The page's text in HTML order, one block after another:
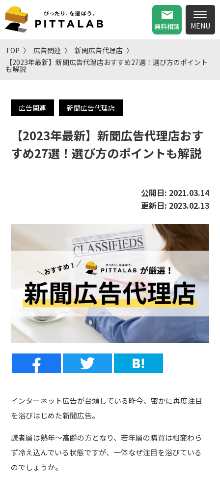
無料相談
TOP 広告関連
新聞広告代理店
【2023年最新】新聞広告代理店おすすめ27選！選び方のポイント
も解説
広告関連 新聞広告代理店
【2023年最新】新聞広告代理店おす
すめ27選！選び方のポイントも解説
公開日: 2021.03.14
更新日: 2023.02.13
インターネット広告が台頭している昨今、密かに再度注目
を浴びはじめた新聞広告。
読者層は熟年〜高齢の方となり、若年層の購買は相変わら
ず冷え込んでいる状態ですが、一体なぜ注目を浴びている
のでしょうか。